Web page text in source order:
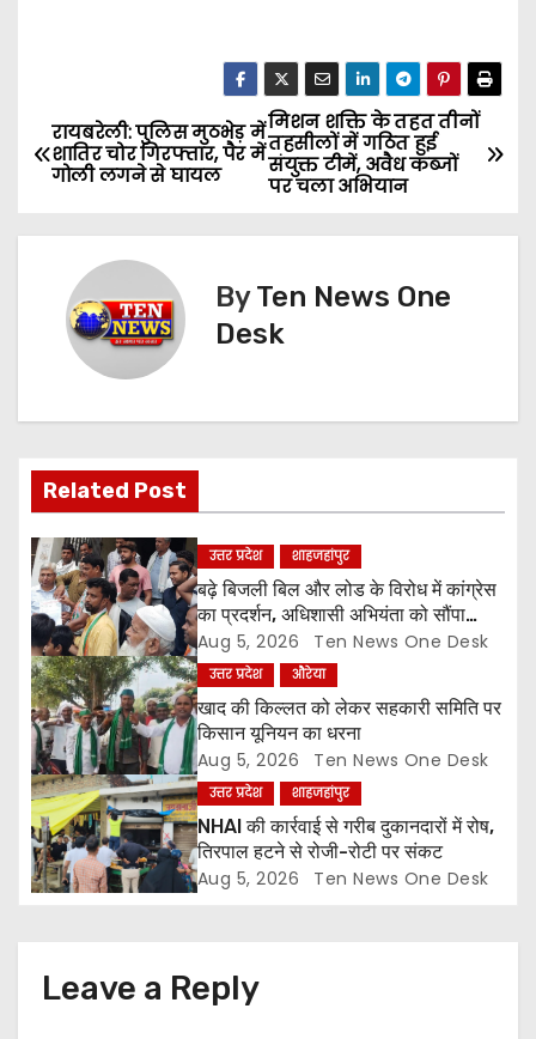
P
o
s
g
a
t
i
o
n
मिशन शक्ति के तहत तीनों
तहसीलों में गठित हुई
संयुक्त टीमें, अवैध कब्जों
पर चला अभियान
रायबरेली: पुलिस मुठभेड़ में
शातिर चोर गिरफ्तार, पैर में
गोली लगने से घायल
ByTen News One
Desk
Related Post
उत्तर प्रदेश शाहजहांपुर
बढ़े बिजली बिल और लोड के विरोध में कांग्रेस
का प्रदर्शन, अधिशासी अभियंता को सौंपा
ज्ञापन
Aug 5, 2026 Ten News One Desk
उत्तर प्रदेश औरेया
खाद की किल्लत को लेकर सहकारी समिति पर
किसान यूनियन का धरना
Aug 5, 2026 Ten News One Desk
उत्तर प्रदेश शाहजहांपुर
NHAI की कार्रवाई से गरीब दुकानदारों में रोष,
तिरपाल हटने से रोजी-रोटी पर संकट
Aug 5, 2026 Ten News One Desk
Leave a Reply